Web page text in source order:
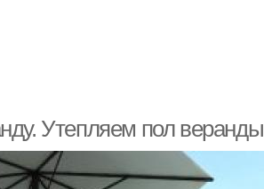
Утепляем пол веранды